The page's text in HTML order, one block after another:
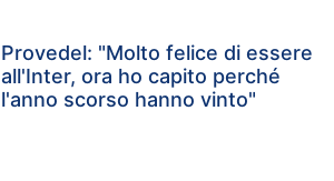
Provedel: "Molto felice di essere
all'Inter, ora ho capito perché
l'anno scorso hanno vinto"